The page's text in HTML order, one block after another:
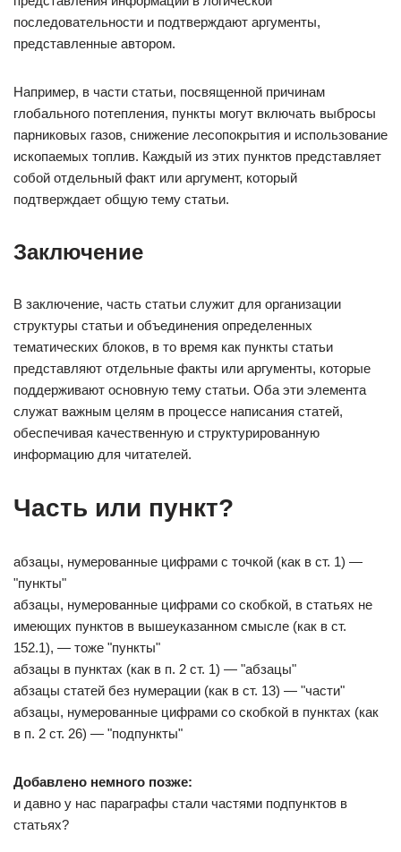
последовательности и подтверждают аргументы,
представленные автором.
Например, в части статьи, посвященной причинам
глобального потепления, пункты могут включать выбросы
парниковых газов, снижение лесопокрытия и использование
ископаемых топлив. Каждый из этих пунктов представляет
собой отдельный факт или аргумент, который
подтверждает общую тему статьи.
Заключение
В заключение, часть статьи служит для организации
структуры статьи и объединения определенных
тематических блоков, в то время как пункты статьи
представляют отдельные факты или аргументы, которые
поддерживают основную тему статьи. Оба эти элемента
служат важным целям в процессе написания статей,
обеспечивая качественную и структурированную
информацию для читателей.
Часть или пункт?
абзацы, нумерованные цифрами с точкой (как в ст. 1) —
"пункты"
абзацы, нумерованные цифрами со скобкой, в статьях не
имеющих пунктов в вышеуказанном смысле (как в ст.
152.1), — тоже "пункты"
абзацы в пунктах (как в п. 2 ст. 1) — "абзацы"
абзацы статей без нумерации (как в ст. 13) — "части"
абзацы, нумерованные цифрами со скобкой в пунктах (как
в п. 2 ст. 26) — "подпункты"
Добавлено немного позже:
и давно у нас параграфы стали частями подпунктов в
статьях?